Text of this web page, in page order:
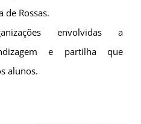
de Rossas.
envolvidas a
e partilha que
alunos.